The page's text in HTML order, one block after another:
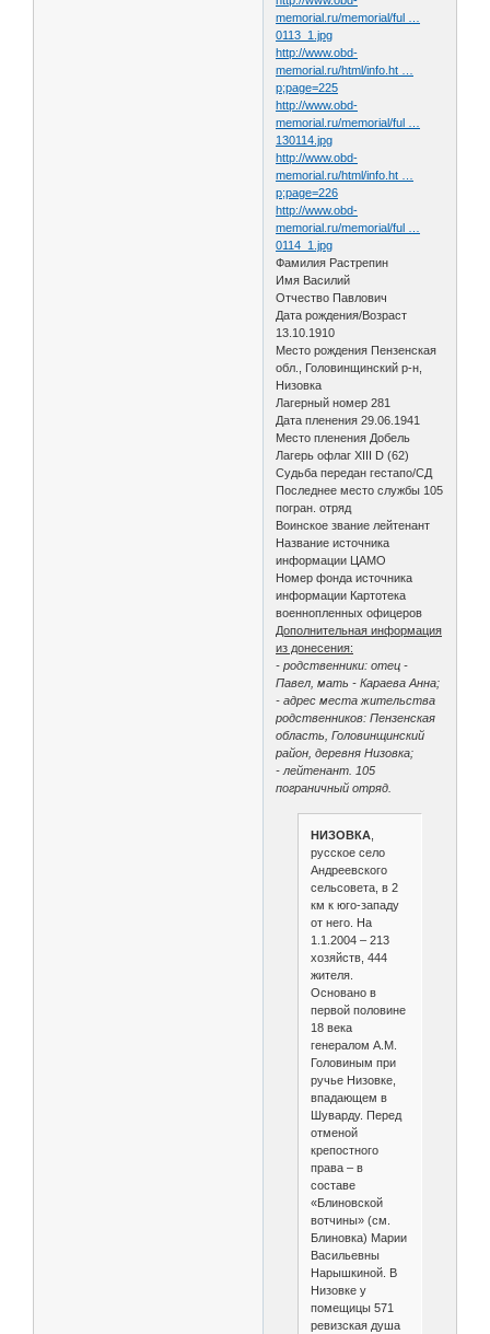
memorial.ru/memorial/ful …
0113_1.jpg
http://www.obd-
memorial.ru/html/info.ht …
p;page=225
http://www.obd-
memorial.ru/memorial/ful …
130114.jpg
http://www.obd-
memorial.ru/html/info.ht …
p;page=226
http://www.obd-
memorial.ru/memorial/ful …
0114_1.jpg
Фамилия Растрепин
Имя Василий
Отчество Павлович
Дата рождения/Возраст
13.10.1910
Место рождения Пензенская
обл., Головинщинский р-н,
Низовка
Лагерный номер 281
Дата пленения 29.06.1941
Место пленения Добель
Лагерь офлаг XIII D (62)
Судьба передан гестапо/СД
Последнее место службы 105
погран. отряд
Воинское звание лейтенант
Название источника
информации ЦАМО
Номер фонда источника
информации Картотека
военнопленных офицеров
Дополнительная информация
из донесения:
- родственники: отец -
Павел, мать - Караева Анна;
- адрес места жительства
родственников: Пензенская
область, Головинщинский
район, деревня Низовка;
- лейтенант. 105
пограничный отряд.
НИЗОВКА,
русское село
Андреевского
сельсовета, в 2
км к юго-западу
от него. На
1.1.2004 – 213
хозяйств, 444
жителя.
Основано в
первой половине
18 века
генералом А.М.
Головиным при
ручье Низовке,
впадающем в
Шуварду. Перед
отменой
крепостного
права – в
составе
«Блиновской
вотчины» (см.
Блиновка) Марии
Васильевны
Нарышкиной. В
Низовке у
помещицы 571
ревизская душа